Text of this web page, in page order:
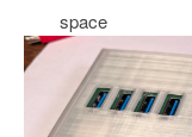
space